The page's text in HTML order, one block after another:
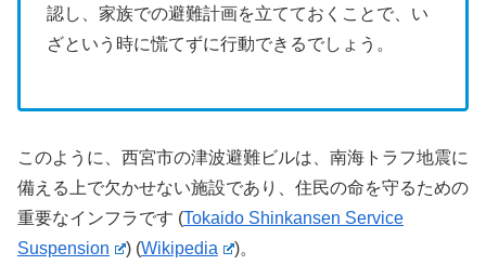
認し、家族での避難計画を立てておくことで、い
ざという時に慌てずに行動できるでしょう。
このように、西宮市の津波避難ビルは、南海トラフ地震に
備える上で欠かせない施設であり、住民の命を守るための
重要なインフラです​ (Tokaido Shinkansen Service
Suspension
)(Wikipedia )。